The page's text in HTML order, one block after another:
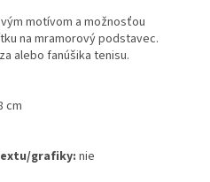
motívom a možnosťou
na mramorový podstavec.
alebo fanúšika tenisu.
cm
grafiky: nie